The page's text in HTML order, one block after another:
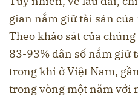
gian nắm giữ tài sản
Theo khảo sát của
83-93% dân số nắm giữ
trong khi ở Việt Nam,
trong vòng một năm với